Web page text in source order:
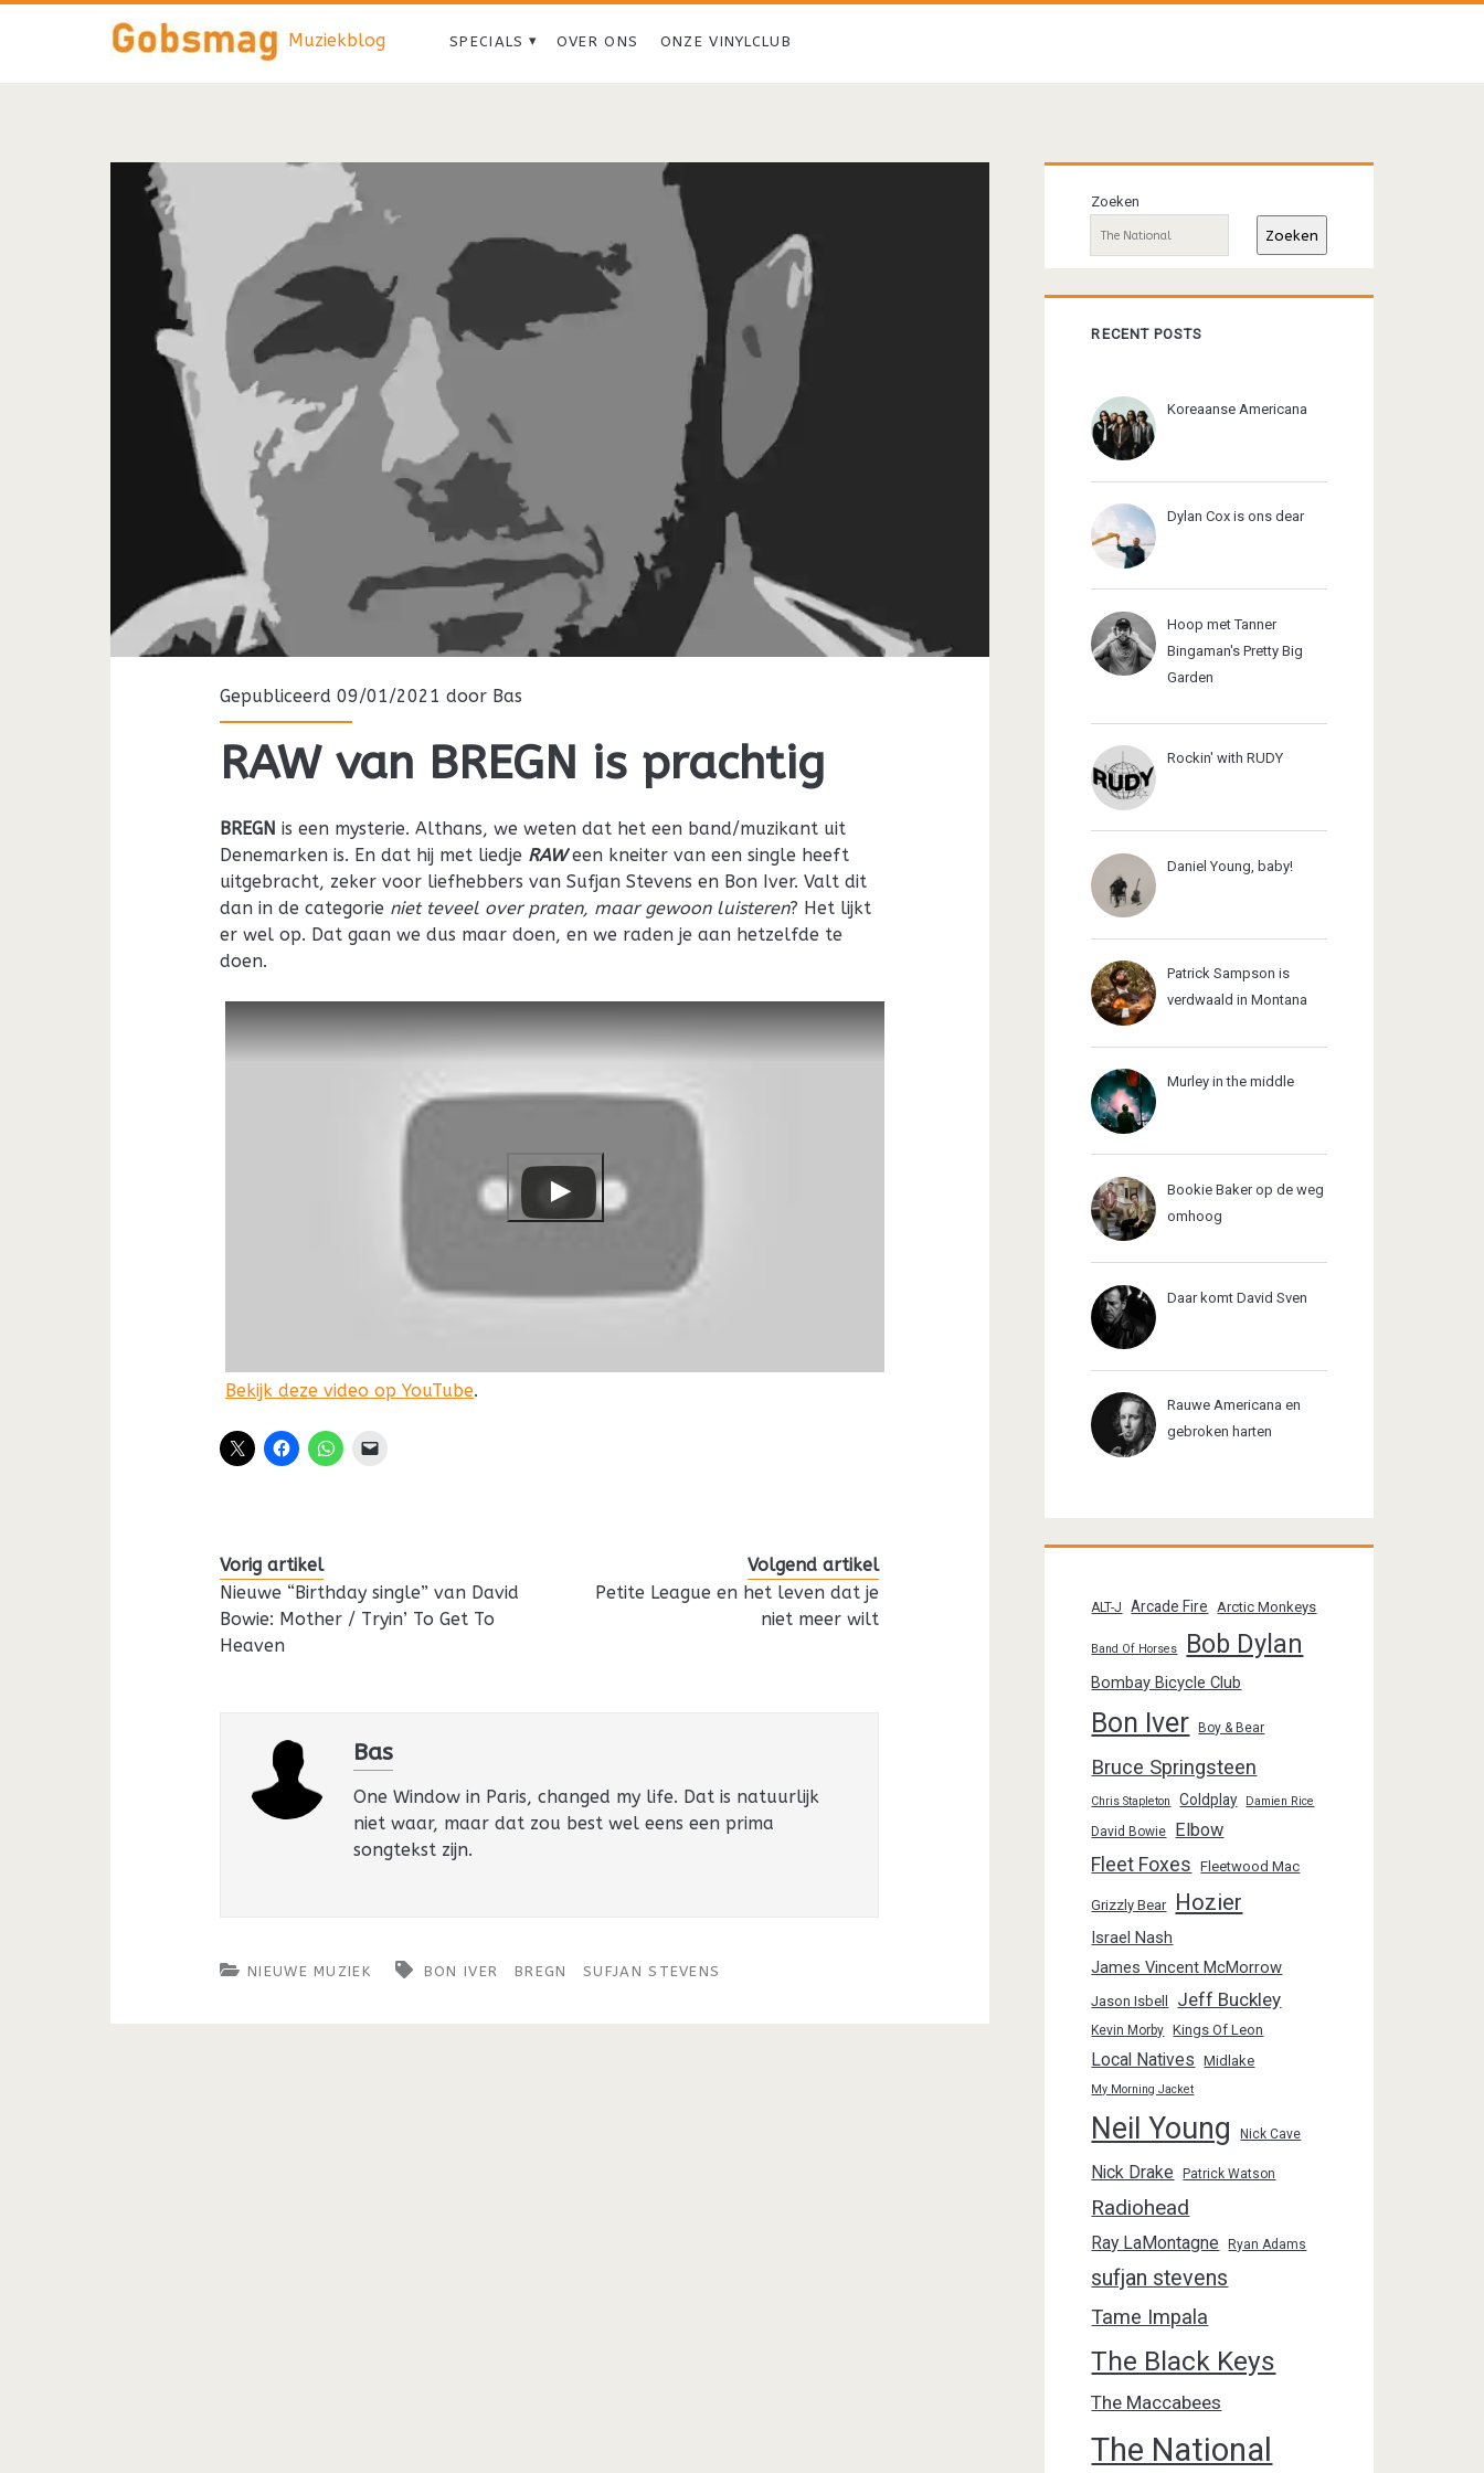
Muziekblog SPECIALS OVER ONS ONZE VINYLCLUB
Gepubliceerd 09/01/2021 door Bas
RAW van BREGN is prachtig
BREGN is een mysterie. Althans, we weten dat het een band/muzikant uit
Denemarken is. En dat hij met liedje RAWeen kneiter van een single heeft
uitgebracht, zeker voor liefhebbers van Sufjan Stevens en Bon Iver. Valt dit
dan in de categorie niet teveel over praten, maar gewoon luisteren? Het lijkt
er wel op. Dat gaan we dus maar doen, en we raden je aan hetzelfde te
doen.
Bekijk deze video op YouTube.
Vorig artikel
Nieuwe “Birthday single” van David
Bowie: Mother / Tryin’ To Get To
Heaven
Volgend artikel
Petite League en het leven dat je
niet meer wilt
Bas
One Window in Paris, changed my life. Dat is natuurlijk
niet waar, maar dat zou best wel eens een prima
songtekst zijn.
NIEUWE MUZIEK BON IVER BREGN SUFJAN STEVENS
Primaire
sidebar
Zoeken
Zoeken
RECENT POSTS
Koreaanse Americana
Dylan Cox is ons dear
Hoop met Tanner
Bingaman's Pretty Big
Garden
Rockin' with RUDY
Daniel Young, baby!
Patrick Sampson is
verdwaald in Montana
Murley in the middle
Bookie Baker op de weg
omhoog
Daar komt David Sven
Rauwe Americana en
gebroken harten
ALT-J Arcade Fire Arctic Monkeys
Band Of Horses Bob Dylan
Bombay Bicycle Club
Bon Iver Boy & Bear
Bruce Springsteen
Chris Stapleton Coldplay Damien Rice
David Bowie Elbow
Fleet Foxes Fleetwood Mac
Grizzly Bear Hozier
Israel Nash
James Vincent McMorrow
Jason Isbell Jeff Buckley
Kevin Morby Kings Of Leon
Local Natives Midlake
My Morning Jacket
Neil Young Nick Cave
Nick Drake Patrick Watson
Radiohead
Ray LaMontagne Ryan Adams
sufjan stevens
Tame Impala
The Black Keys
The Maccabees
The National